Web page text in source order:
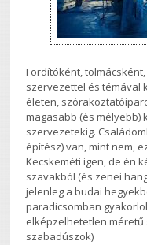
Fordítóként,
szervezettel és témával
életen,
magasabb (és mélyebb)
szervezetekig.
építész) van, mint nem,
Kecskeméti igen, de én
szavakból (és zenei
jelenleg a budai
paradicsomban
elképzelhetetlen
szabadúszok)